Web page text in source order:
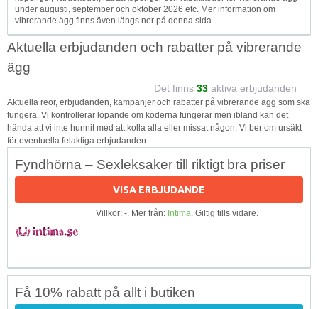
under augusti, september och oktober 2026 etc. Mer information om
vibrerande ägg finns även längs ner på denna sida.
Aktuella erbjudanden och rabatter på vibrerande
ägg
Det finns 33 aktiva erbjudanden
Aktuella reor, erbjudanden, kampanjer och rabatter på vibrerande ägg som ska
fungera. Vi kontrollerar löpande om koderna fungerar men ibland kan det
hända att vi inte hunnit med att kolla alla eller missat någon. Vi ber om ursäkt
för eventuella felaktiga erbjudanden.
Fyndhörna – Sexleksaker till riktigt bra priser
VISA ERBJUDANDE
Villkor: -. Mer från: Intima. Giltig tills vidare.
Få 10% rabatt på allt i butiken